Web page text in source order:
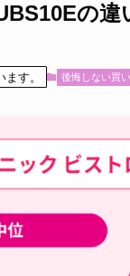
の
す。 後悔しない買